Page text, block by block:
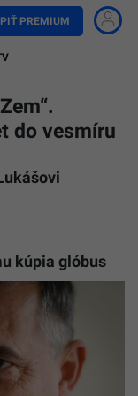
PREMIUM
do vesmíru
kúpia glóbus